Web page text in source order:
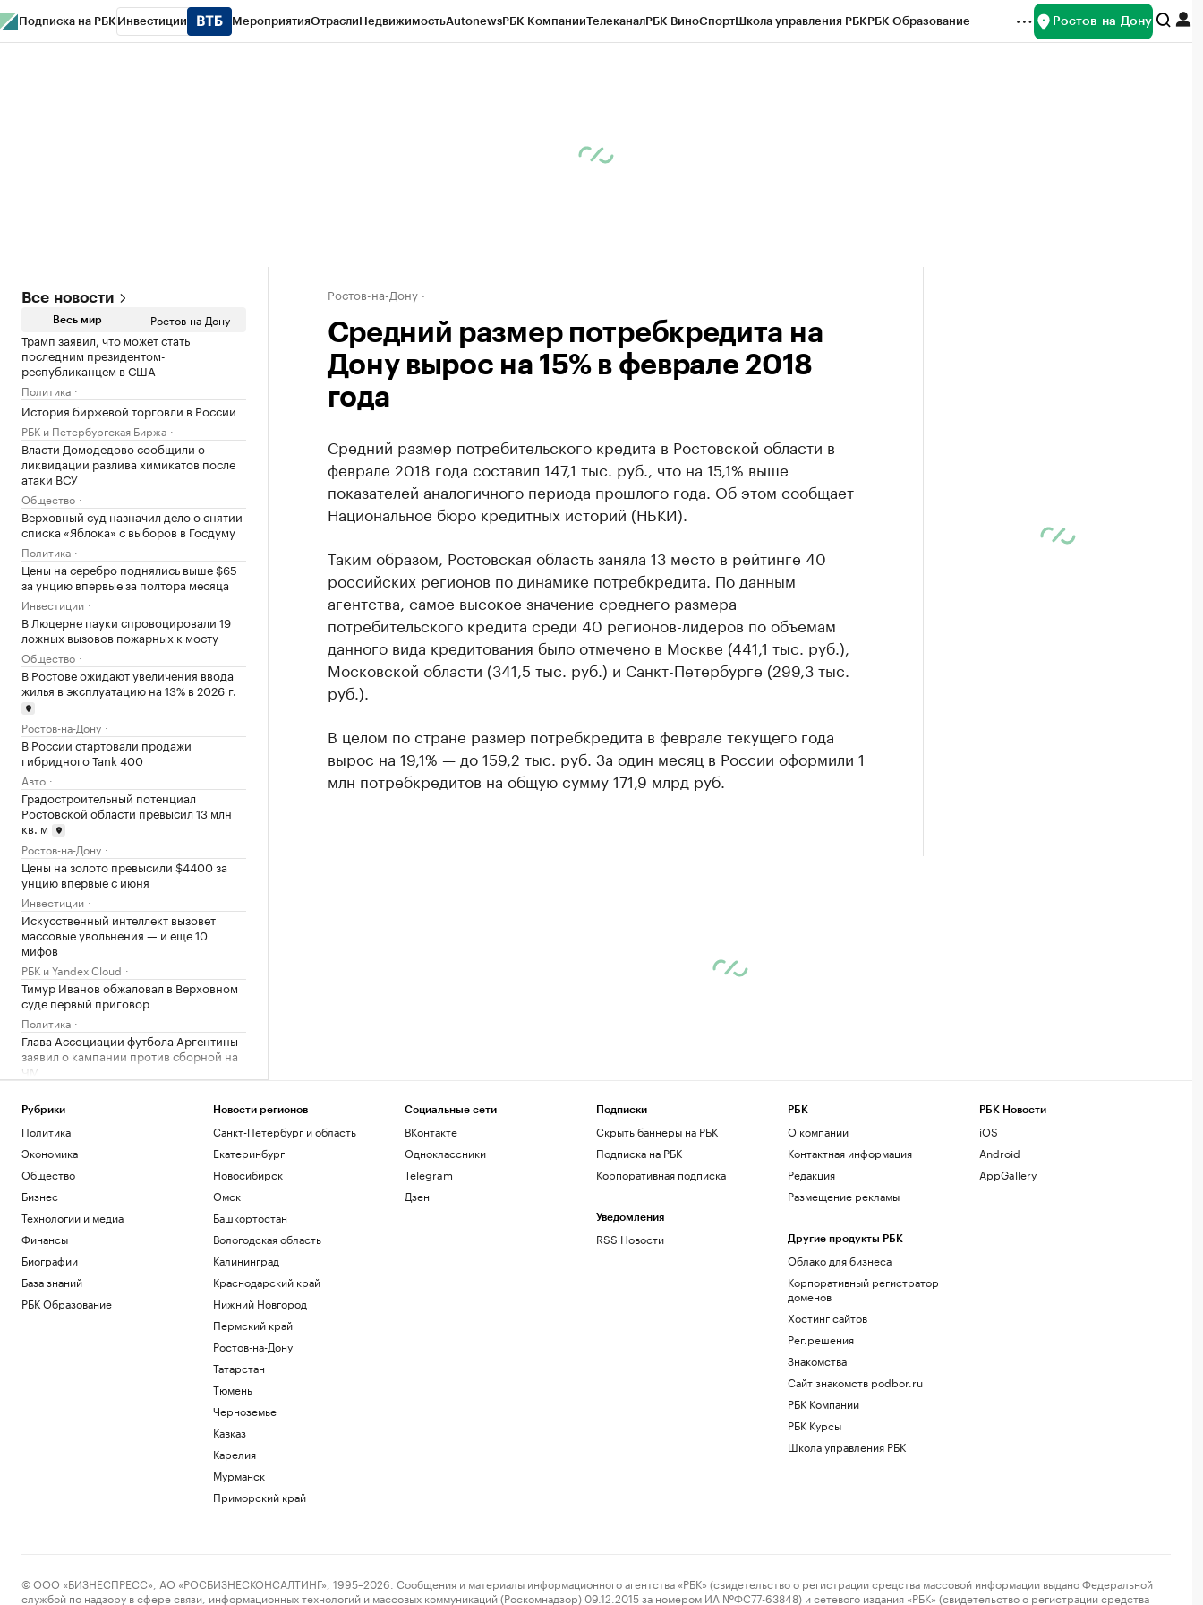
Подписка на РБК Инвестиции МероприятияОтраслиНедвижимостьAutonewsРБК КомпанииТелеканалРБК ВиноСпортШкола управления РБКРБК Образование Ростов-на-Дону
Все новости
Весь мир Ростов-на-Дону
Трамп заявил, что может стать
последним президентом-
республиканцем в США
Политика
История биржевой торговли в России
РБК и Петербургская Биржа
Власти Домодедово сообщили о
ликвидации разлива химикатов после
атаки ВСУ
Общество
Верховный суд назначил дело о снятии
списка «Яблока» с выборов в Госдуму
Политика
Цены на серебро поднялись выше $65
за унцию впервые за полтора месяца
Инвестиции
В Люцерне пауки спровоцировали 19
ложных вызовов пожарных к мосту
Общество
В Ростове ожидают увеличения ввода
жилья в эксплуатацию на 13% в 2026 г.
Ростов-на-Дону
В России стартовали продажи
гибридного Tank 400
Авто
Градостроительный потенциал
Ростовской области превысил 13 млн
кв. м
Ростов-на-Дону
Цены на золото превысили $4400 за
унцию впервые с июня
Инвестиции
Искусственный интеллект вызовет
массовые увольнения — и еще 10
мифов
РБК и Yandex Cloud
Тимур Иванов обжаловал в Верховном
суде первый приговор
Политика
Глава Ассоциации футбола Аргентины
заявил о кампании против сборной на
ЧМ
Зачем малому и среднему бизнесу
Суд в Москве запретил пенсионерке
держать в квартире каймана и удава
Общество
Партия «Яблоко» ответила на
заявление о подаче иска о снятии с
выборов
Политика
От BWM-хамелеона до перехватчика
Ford. Какие машины показали в новом
«Человеке-пауке»
Стал известен окончательный состав
юниоров на этап Гран-при ISU в Китае
Ростов-на-Дону
Средний размер потребкредита на
Дону вырос на 15% в феврале 2018
года
Средний размер потребительского кредита в Ростовской области в
феврале 2018 года составил 147,1 тыс. руб., что на 15,1% выше
показателей аналогичного периода прошлого года. Об этом сообщает
Национальное бюро кредитных историй (НБКИ).
Таким образом, Ростовская область заняла 13 место в рейтинге 40
российских регионов по динамике потребкредита. По данным
агентства, самое высокое значение среднего размера
потребительского кредита среди 40 регионов-лидеров по объемам
данного вида кредитования было отмечено в Москве (441,1 тыс. руб.),
Московской области (341,5 тыс. руб.) и Санкт-Петербурге (299,3 тыс.
руб.).
В целом по стране размер потребкредита в феврале текущего года
вырос на 19,1% — до 159,2 тыс. руб. За один месяц в России оформили 1
млн потребкредитов на общую сумму 171,9 млрд руб.
Рубрики
Политика
Экономика
Общество
Бизнес
Технологии и медиа
Финансы
Биографии
База знаний
РБК Образование
Новости регионов
Санкт-Петербург и область
Екатеринбург
Новосибирск
Омск
Башкортостан
Вологодская область
Калининград
Краснодарский край
Нижний Новгород
Пермский край
Ростов-на-Дону
Татарстан
Тюмень
Черноземье
Кавказ
Карелия
Мурманск
Приморский край
Социальные сети
ВКонтакте
Одноклассники
Telegram
Дзен
Подписки
Скрыть баннеры на РБК
Подписка на РБК
Корпоративная подписка
Уведомления
RSS Новости
РБК
О компании
Контактная информация
Редакция
Размещение рекламы
Другие продукты РБК
Облако для бизнеса
Корпоративный регистратор
доменов
Хостинг сайтов
Рег.решения
Знакомства
Сайт знакомств podbor.ru
РБК Компании
РБК Курсы
Школа управления РБК
РБК Новости
iOS
Android
AppGallery
© ООО «БИЗНЕСПРЕСС», АО «РОСБИЗНЕСКОНСАЛТИНГ», 1995–2026. Сообщения и материалы информационного агентства «РБК» (свидетельство о регистрации средства массовой информации выдано Федеральной
службой по надзору в сфере связи, информационных технологий и массовых коммуникаций (Роскомнадзор) 09.12.2015 за номером ИА №ФС77-63848) и сетевого издания «РБК» (свидетельство о регистрации средства